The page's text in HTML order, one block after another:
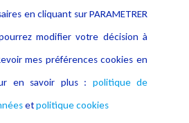
en cliquant sur PARAMETRER
modifier votre décision à
mes préférences cookies en
en savoir plus : politique de
etpolitique cookies